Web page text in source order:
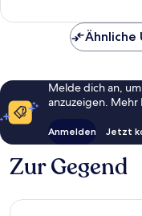
Bewertungen
Ähnliche
Melde dich an,
anzuzeigen.
Anmelden Jetzt
Zur Gegend